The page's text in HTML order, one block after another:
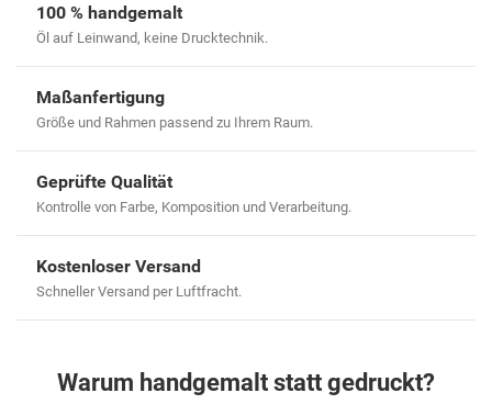
100 % handgemalt
Öl auf Leinwand, keine Drucktechnik.
Maßanfertigung
Größe und Rahmen passend zu Ihrem Raum.
Geprüfte Qualität
Kontrolle von Farbe, Komposition und Verarbeitung.
Kostenloser Versand
Schneller Versand per Luftfracht.
Warum handgemalt statt gedruckt?